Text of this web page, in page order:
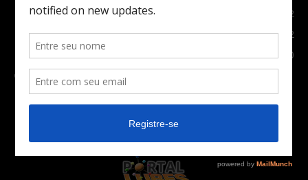
Moto
972
Economia
672
Newsletter
630
Carros Verdes e Novas tecnologias automotivas